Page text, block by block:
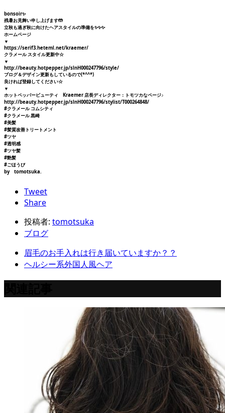
bonsoir✨
残暑お見舞い申し上げます🤲
立秋も過ぎ秋に向けたヘアスタイルの準備を✨✨✨
ホームページ
▼
https://serif3.heteml.net/kraemer/
クラメール スタイル更新中☆
▼
http://beauty.hotpepper.jp/slnH000247796/style/
ブログ＆デザイン更新もしているので(*^^*)
良ければ登録してください☆
▼
ホットペッパービューティ Kraemer 店長ディレクター：トモツカなページ♪
http://beauty.hotpepper.jp/slnH000247796/stylist/T000264848/
#クラメール コムシティ
#クラメール 黒崎
#美髪
#髪質改善トリートメント
#ツヤ
#透明感
#ツヤ髪
#艶髪
#ごほうび
by tomotsuka.
Tweet
Share
投稿者: tomotsuka
ブログ
眉毛のお手入れは行き届いていますか？？
ヘルシー系外国人風ヘア